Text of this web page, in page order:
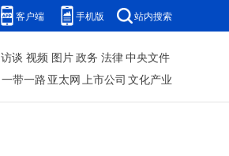
客户端 手机版 站内搜索
访谈 视频 图片政务 法律中央文件
一带一路 亚太网上市公司 文化产业